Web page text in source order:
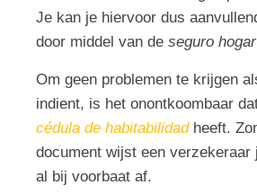
Je kan je hiervoor dus
door middel van de seguro hogar
Om geen problemen te krijgen
indient, is het onontkoombaar
cédula de habitabilidadheeft.
document wijst een verzekeraar
al bij voorbaat af.